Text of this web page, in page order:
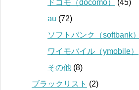
ドコモ（docomo）
(45)
au (72)
ソフトバンク（softbank）
ワイモバイル（ymobile）
その他 (8)
ブラックリスト (2)